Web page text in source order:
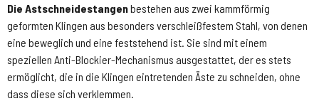
Die Astschneidestangenbestehen aus zwei kammförmig
geformten Klingen aus besonders verschleißfestem Stahl, von denen
eine beweglich und eine feststehend ist. Sie sind mit einem
speziellen Anti-Blockier-Mechanismus ausgestattet, der es stets
ermöglicht, die in die Klingen eintretenden Äste zu schneiden, ohne
dass diese sich verklemmen.